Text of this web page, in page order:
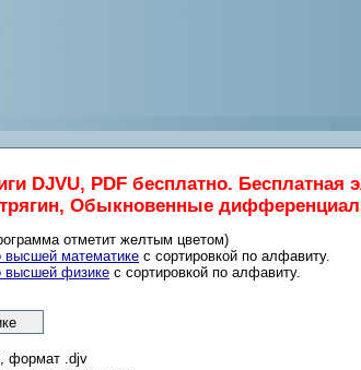
DJVU, PDF бесплатно. Бесплатная
Обыкновенные
отметит желтым цветом)
высшей математике с сортировкой по алфавиту.
высшей физике с сортировкой по алфавиту.
формат .djv